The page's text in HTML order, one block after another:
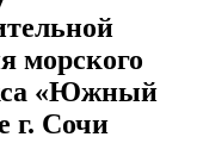
морского
«Южный
г. Сочи